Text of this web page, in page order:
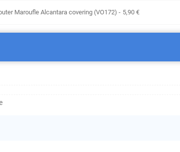
Maroufle Alcantara covering (VO172) - 5,90 €